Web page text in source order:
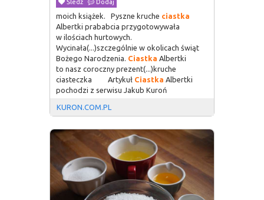
Śledź
Dodaj
moich książek. Pyszne kruche ciastka
Albertki prababcia przygotowywała
w ilościach hurtowych.
Wycinała(...)szczególnie w okolicach świąt
Bożego Narodzenia. Ciastka Albertki
to nasz coroczny prezent(...)kruche
ciasteczka Artykuł Ciastka Albertki
pochodzi z serwisu Jakub Kuroń
KURON.COM.PL